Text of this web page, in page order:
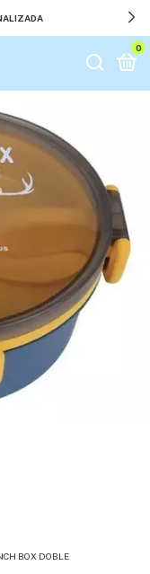
0
BOX DOBLE